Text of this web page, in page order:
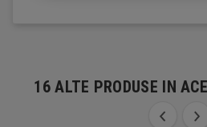
16 ALTE PRODUSE IN